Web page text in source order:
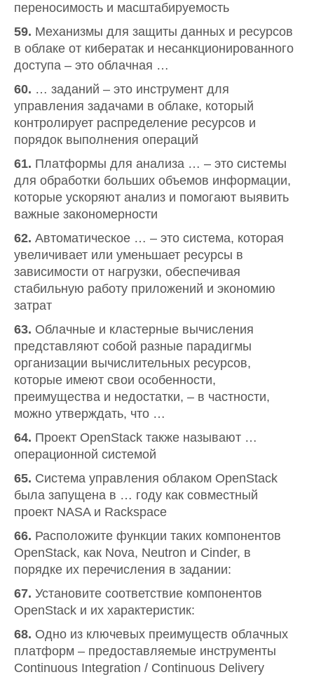
переносимость и масштабируемость
59. Механизмы для защиты данных и ресурсов
в облаке от кибератак и несанкционированного
доступа – это облачная …
60. … заданий – это инструмент для
управления задачами в облаке, который
контролирует распределение ресурсов и
порядок выполнения операций
61. Платформы для анализа … – это системы
для обработки больших объемов информации,
которые ускоряют анализ и помогают выявить
важные закономерности
62. Автоматическое … – это система, которая
увеличивает или уменьшает ресурсы в
зависимости от нагрузки, обеспечивая
стабильную работу приложений и экономию
затрат
63. Облачные и кластерные вычисления
представляют собой разные парадигмы
организации вычислительных ресурсов,
которые имеют свои особенности,
преимущества и недостатки, – в частности,
можно утверждать, что …
64. Проект OpenStack также называют …
операционной системой
65. Система управления облаком OpenStack
была запущена в … году как совместный
проект NASA и Rackspace
66. Расположите функции таких компонентов
OpenStack, как Nova, Neutron и Cinder, в
порядке их перечисления в задании:
67. Установите соответствие компонентов
OpenStack и их характеристик:
68. Одно из ключевых преимуществ облачных
платформ – предоставляемые инструменты
Continuous Integration / Continuous Delivery